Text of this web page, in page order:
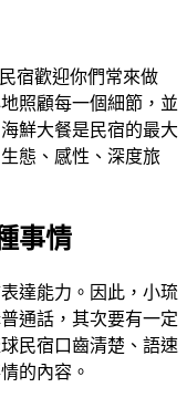
宿歡迎你們常來做
照顧每一個細節，並
鮮大餐是民宿的最大
態、感性、深度旅
事情
達能力。因此，小琉
通話，其次要有一定
民宿口齒清楚、語速
的內容。